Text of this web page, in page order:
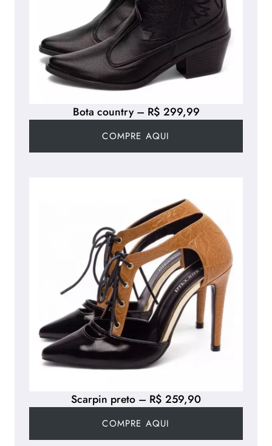
Scarpin preto – R$ 259,90
COMPRE AQUI
Bota country – R$ 299,99
COMPRE AQUI